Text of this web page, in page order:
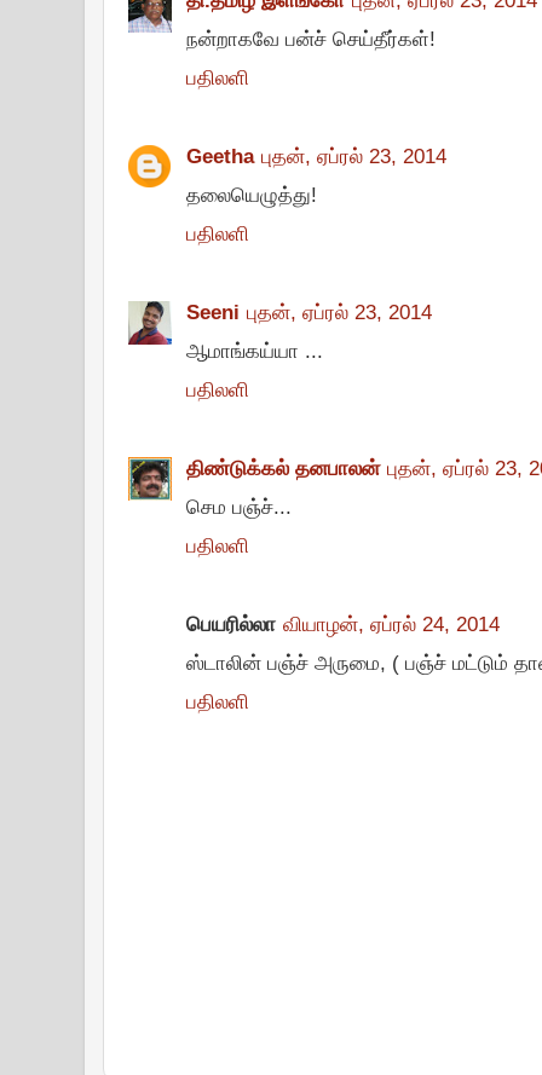
நன்றாகவே பன்ச் செய்தீர்கள்!
பதிலளி
Geetha புதன், ஏப்ரல் 23, 2014
தலையெழுத்து!
பதிலளி
Seeni புதன், ஏப்ரல் 23, 2014
ஆமாங்கய்யா ...
பதிலளி
திண்டுக்கல் தனபாலன் புதன், ஏப்ரல் 23,
செம பஞ்ச்...
பதிலளி
பெயரில்லா வியாழன், ஏப்ரல் 24, 2014
ஸ்டாலின் பஞ்ச் அருமை, ( பஞ்ச் மட்டும்
பதிலளி